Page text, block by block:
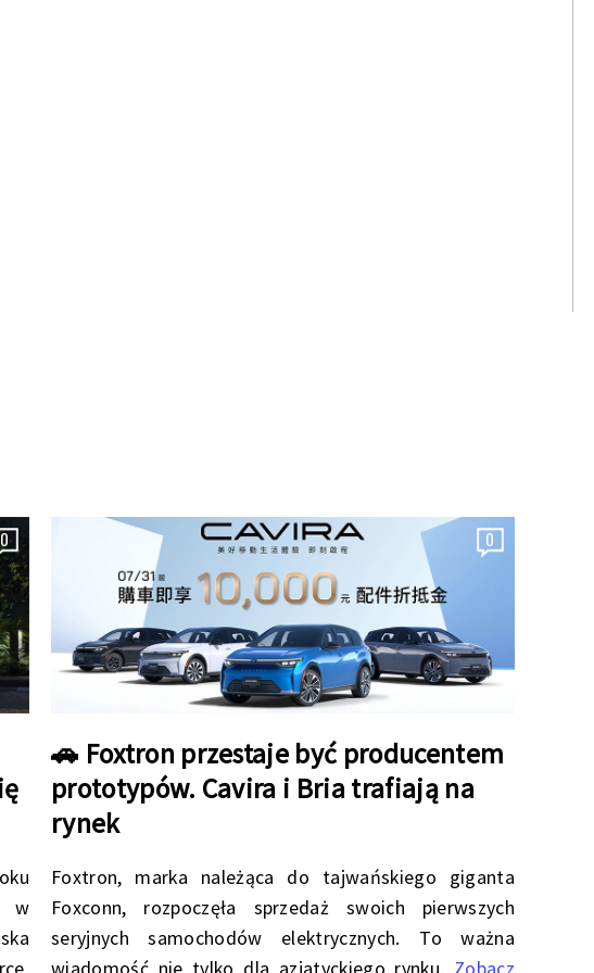
0
w
0
🚗 Foxtron przestaje być producentem
prototypów. Cavira i Bria trafiają na
rynek
Foxtron, marka należąca do tajwańskiego giganta
Foxconn, rozpoczęła sprzedaż swoich pierwszych
seryjnych samochodów elektrycznych. To ważna